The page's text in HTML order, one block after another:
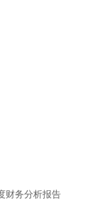
财务分析报告